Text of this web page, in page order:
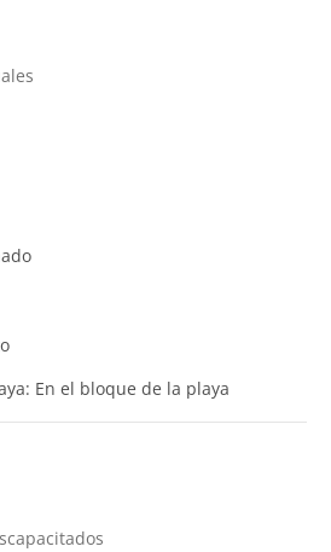
En el bloque de la playa